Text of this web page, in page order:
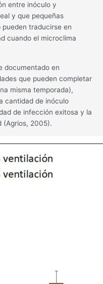
entre inóculo y
y que pequeñas
traducirse en
cuando el microclima
documentado en
que pueden completar
misma temporada),
cantidad de inóculo
de infección exitosa y la
(Agrios, 2005).